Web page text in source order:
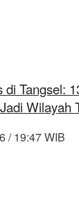
Tangsel:
Wilayah
/ 19:47 WIB